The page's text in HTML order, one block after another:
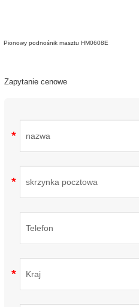
Pionowy podnośnik masztu HM0608E
Zapytanie cenowe